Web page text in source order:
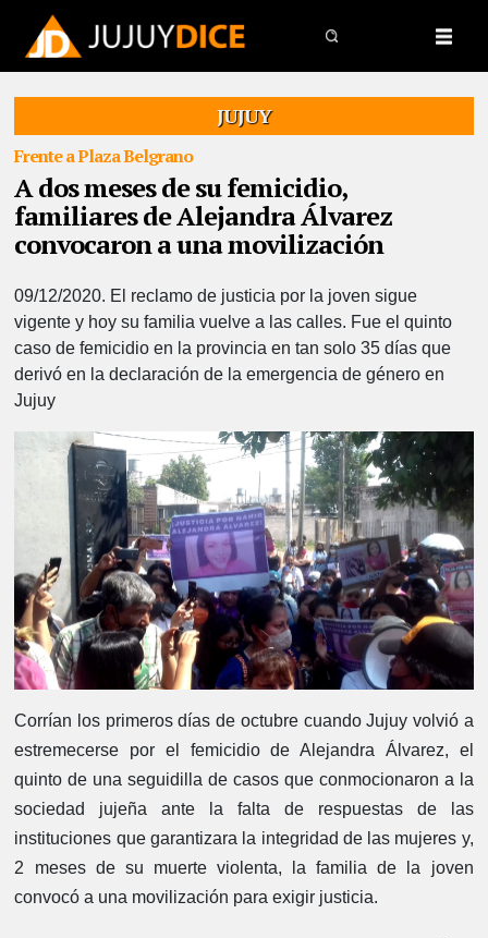
JUJUY
Frente a Plaza Belgrano
A dos meses de su femicidio,
familiares de Alejandra Álvarez
convocaron a una movilización
09/12/2020. El reclamo de justicia por la joven sigue
vigente y hoy su familia vuelve a las calles. Fue el quinto
caso de femicidio en la provincia en tan solo 35 días que
derivó en la declaración de la emergencia de género en
Jujuy
Corrían los primeros días de octubre cuando Jujuy volvió a
estremecerse por el femicidio de Alejandra Álvarez, el
quinto de una seguidilla de casos que conmocionaron a la
sociedad jujeña ante la falta de respuestas de las
instituciones que garantizara la integridad de las mujeres y,
2 meses de su muerte violenta, la familia de la joven
convocó a una movilización para exigir justicia.